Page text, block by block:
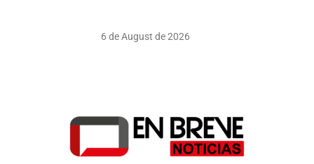
6 de August de 2026